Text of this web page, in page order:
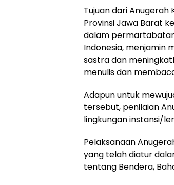
Tujuan dari
Provinsi Jawa Barat
dalam
Indonesia, menjamin
sastra dan
menulis dan
Adapun untuk
tersebut, penilaian
lingkungan instansi/
Pelaksanaan
yang telah diatur
tentang Bendera,